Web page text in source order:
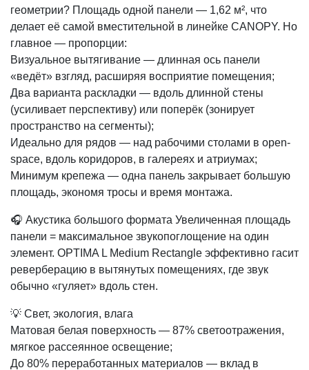
геометрии? Площадь одной панели — 1,62 м², что
делает её самой вместительной в линейке CANOPY. Но
главное — пропорции:
Визуальное вытягивание — длинная ось панели
«ведёт» взгляд, расширяя восприятие помещения;
Два варианта раскладки — вдоль длинной стены
(усиливает перспективу) или поперёк (зонирует
пространство на сегменты);
Идеально для рядов — над рабочими столами в open-
space, вдоль коридоров, в галереях и атриумах;
Минимум крепежа — одна панель закрывает большую
площадь, экономя тросы и время монтажа.
🎧 Акустика большого формата Увеличенная площадь
панели = максимальное звукопоглощение на один
элемент. OPTIMA L Medium Rectangle эффективно гасит
реверберацию в вытянутых помещениях, где звук
обычно «гуляет» вдоль стен.
💡 Свет, экология, влага
Матовая белая поверхность — 87% светоотражения,
мягкое рассеянное освещение;
До 80% переработанных материалов — вклад в